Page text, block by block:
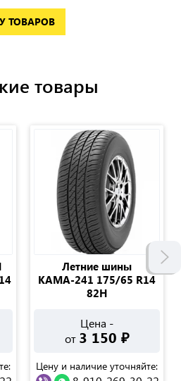
ТОВАРОВ
товары
Летние шины
КАМА-241 175/65 R14
82H
Цена -
от 3 150 ₽
Цену и наличие уточняйте: